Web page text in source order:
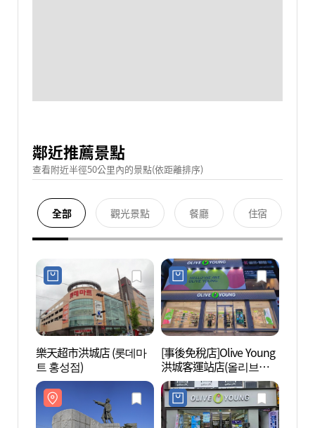
鄰近推薦景點
查看附近半徑50公里內的景點(依距離排序)
全部 觀光景點 餐廳 住宿
樂天超市洪城店 (롯데마
트 홍성점)
[事後免稅店]Olive Young
洪城客運站店(올리브영
홍성터미널점)